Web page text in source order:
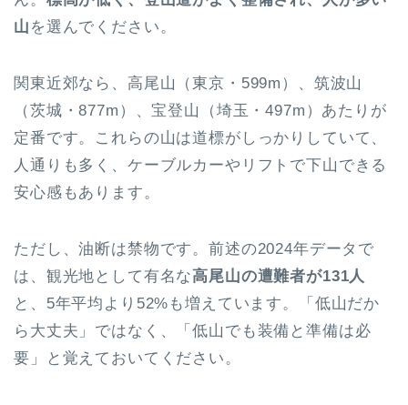
山 を選んでください。
関東近郊なら、高尾山（東京・599m）、筑波山
（茨城・877m）、宝登山（埼玉・497m）あたりが
定番です。これらの山は道標がしっかりしていて、
人通りも多く、ケーブルカーやリフトで下山できる
安心感もあります。
ただし、油断は禁物です。前述の2024年データで
は、観光地として有名な高尾山の遭難者が131人
と、5年平均より52%も増えています。「低山だか
ら大丈夫」ではなく、「低山でも装備と準備は必
要」と覚えておいてください。